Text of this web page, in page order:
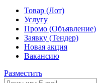
Товар (Лот)
Услугу
Промо (Объявление)
Заявку (Тендер)
Новая акция
Вакансию
Разместить